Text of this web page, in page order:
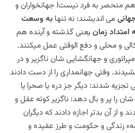
منحصر به فرد نیست! جهانخواران و
می اندیشند؛ نه تنها به وسعت
امتداد زمان یعنی گذشته و آینده هم
و محلی و دفع الوقتی عمل میکنند.
و جهانگشایی شان ناگزیر و در
وقتی جهانمداری را از دست دادند
شدند؛ دیگر جز دره یا صحرا یا
را پر و بال دهد؛ ناگزیر کوته عقل و
و از آن بدتر اجازه دادند که دیگران
زندگی و حکومت و طرز عقیده و